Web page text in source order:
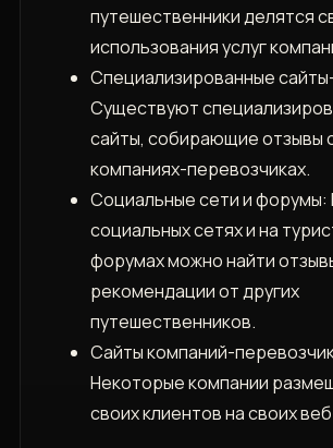
путешественники делятся
использования услуг
Специализированные
Существуют
сайты‚ собирающие отзывы
компаниях-перевозчиках.
Социальные сети и форумы:
социальных сетях и на
форумах можно найти
рекомендации от других
путешественников.
Сайты компаний-
Некоторые компании
своих клиентов на своих